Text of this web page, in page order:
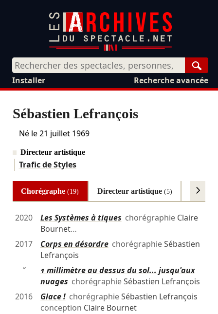
Recherche avancée
Installer
Sébastien Lefrançois
Né le21 juillet 1969
Directeur artistique
Trafic de Styles
Chorégraphe(19) Directeur artistique (5)
2020 Les Systèmes à tiques chorégraphie Claire
Bournet…
2017
Corps en désordrechorégraphieSébastien
Lefrançois
″
1 millimètre au dessus du sol... jusqu'aux
nuages chorégraphieSébastien Lefrançois
2016
Glace !chorégraphieSébastien Lefrançois
conception Claire Bournet